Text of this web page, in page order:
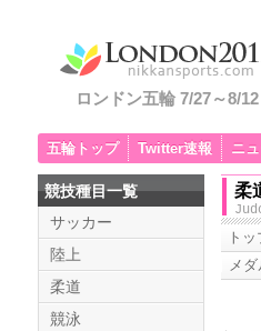
ロンドン五輪 7/27～8/12
五輪トップ Twitter速報 ニ
柔
トッ
メダ
競技種目一覧
サッカー
陸上
柔道
競泳